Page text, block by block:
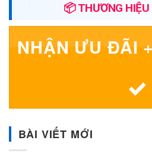
📦 THƯƠNG
NHẬN ƯU ĐÃI
BÀI VIẾT MỚI